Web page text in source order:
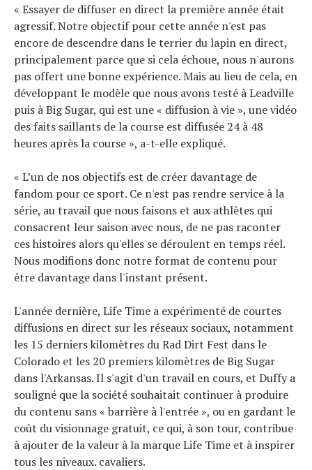
« Essayer de diffuser en direct la première année était
agressif. Notre objectif pour cette année n'est pas
encore de descendre dans le terrier du lapin en direct,
principalement parce que si cela échoue, nous n'aurons
pas offert une bonne expérience. Mais au lieu de cela, en
développant le modèle que nous avons testé à Leadville
puis à Big Sugar, qui est une « diffusion à vie », une vidéo
des faits saillants de la course est diffusée 24 à 48
heures après la course », a-t-elle expliqué.
« L’un de nos objectifs est de créer davantage de
fandom pour ce sport. Ce n'est pas rendre service à la
série, au travail que nous faisons et aux athlètes qui
consacrent leur saison avec nous, de ne pas raconter
ces histoires alors qu'elles se déroulent en temps réel.
Nous modifions donc notre format de contenu pour
être davantage dans l'instant présent.
L'année dernière, Life Time a expérimenté de courtes
diffusions en direct sur les réseaux sociaux, notamment
les 15 derniers kilomètres du Rad Dirt Fest dans le
Colorado et les 20 premiers kilomètres de Big Sugar
dans l'Arkansas. Il s'agit d'un travail en cours, et Duffy a
souligné que la société souhaitait continuer à produire
du contenu sans « barrière à l'entrée », ou en gardant le
coût du visionnage gratuit, ce qui, à son tour, contribue
à ajouter de la valeur à la marque Life Time et à inspirer
tous les niveaux. cavaliers.